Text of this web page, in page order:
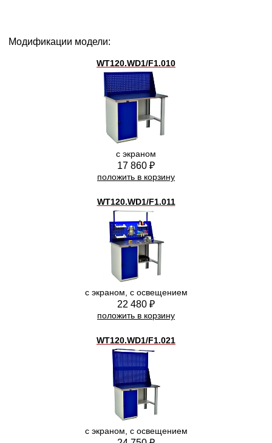
Модификации модели:
WT120.WD1/F1.010
с экраном
17 860 ₽
положить в корзину
WT120.WD1/F1.011
с экраном, с освещением
22 480 ₽
положить в корзину
WT120.WD1/F1.021
с экраном, с освещением